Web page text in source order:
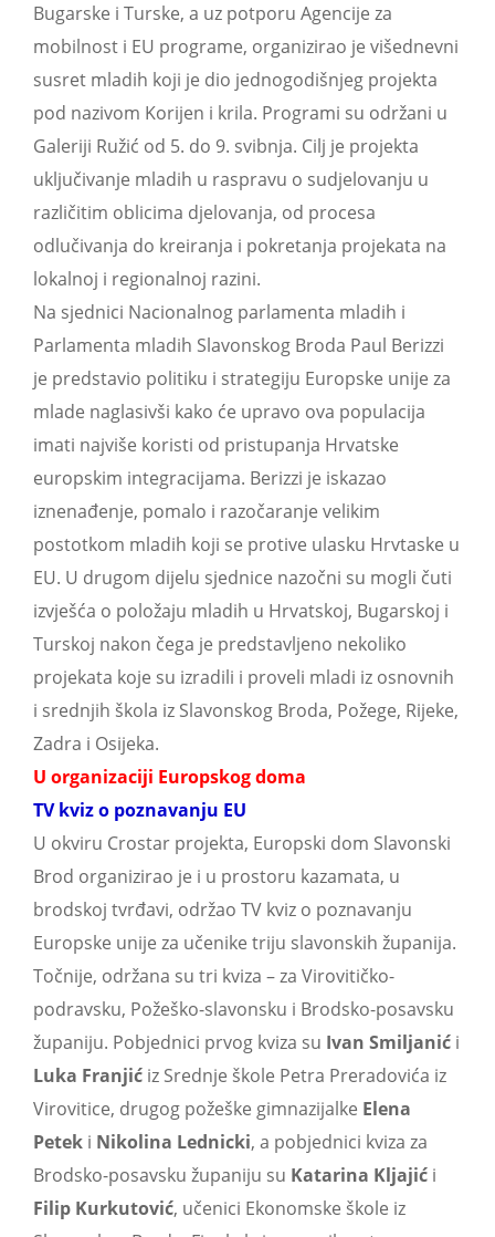
Bugarske i Turske, a uz potporu Agencije za
mobilnost i EU programe, organizirao je višednevni
susret mladih koji je dio jednogodišnjeg projekta
pod nazivom Korijen i krila. Programi su održani u
Galeriji Ružić od 5. do 9. svibnja. Cilj je projekta
uključivanje mladih u raspravu o sudjelovanju u
različitim oblicima djelovanja, od procesa
odlučivanja do kreiranja i pokretanja projekata na
lokalnoj i regionalnoj razini.
Na sjednici Nacionalnog parlamenta mladih i
Parlamenta mladih Slavonskog Broda Paul Berizzi
je predstavio politiku i strategiju Europske unije za
mlade naglasivši kako će upravo ova populacija
imati najviše koristi od pristupanja Hrvatske
europskim integracijama. Berizzi je iskazao
iznenađenje, pomalo i razočaranje velikim
postotkom mladih koji se protive ulasku Hrvtaske u
EU. U drugom dijelu sjednice nazočni su mogli čuti
izvješća o položaju mladih u Hrvatskoj, Bugarskoj i
Turskoj nakon čega je predstavljeno nekoliko
projekata koje su izradili i proveli mladi iz osnovnih
i srednjih škola iz Slavonskog Broda, Požege, Rijeke,
Zadra i Osijeka.
U organizaciji Europskog doma
TV kviz o poznavanju EU
U okviru Crostar projekta, Europski dom Slavonski
Brod organizirao je i u prostoru kazamata, u
brodskoj tvrđavi, održao TV kviz o poznavanju
Europske unije za učenike triju slavonskih županija.
Točnije, održana su tri kviza – za Virovitičko-
podravsku, Požeško-slavonsku i Brodsko-posavsku
županiju. Pobjednici prvog kviza su Ivan Smiljanić i
Luka Franjić iz Srednje škole Petra Preradovića iz
Virovitice, drugog požeške gimnazijalke Elena
Petek i Nikolina Lednicki, a pobjednici kviza za
Brodsko-posavsku županiju su Katarina Kljajić i
Filip Kurkutović, učenici Ekonomske škole iz